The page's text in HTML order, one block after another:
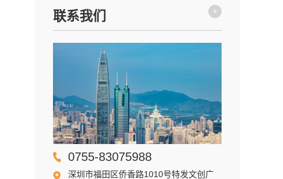
联系我们 +
0755-83075988
深圳市福田区侨香路1010号特发文创广